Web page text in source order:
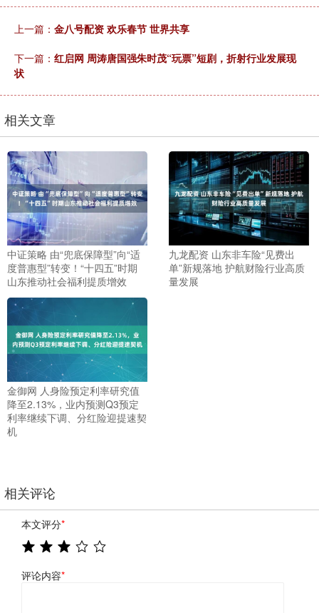
上一篇： 金八号配资 欢乐春节 世界共享
下一篇： 红启网 周涛唐国强朱时茂“玩票”短剧，折射行业发展现
状
相关文章
中证策略 由“兜底保障型”向“适
度普惠型”转变！“十四五”时期
山东推动社会福利提质增效
九龙配资 山东非车险“见费出
单”新规落地 护航财险行业高质
量发展
金御网 人身险预定利率研究值
降至2.13%，业内预测Q3预定
利率继续下调、分红险迎提速契
机
相关评论
本文评分*
评论内容*